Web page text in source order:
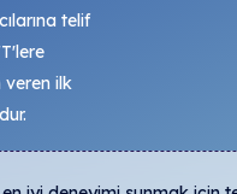
telif
veren ilk